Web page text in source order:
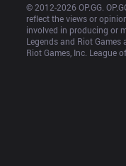
© 2012-2026 OP.GG.
reflect the views or
involved in producing or
Legends and Riot
Riot Games, Inc. League